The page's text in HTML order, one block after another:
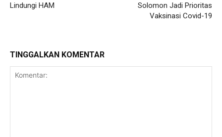
Lindungi HAM
Solomon Jadi Prioritas
Vaksinasi Covid-19
TINGGALKAN KOMENTAR